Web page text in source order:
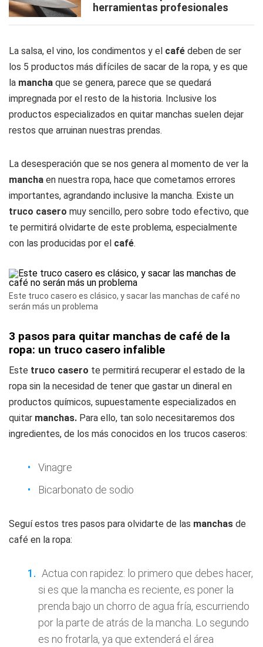
herramientas profesionales
La salsa, el vino, los condimentos y el café deben de ser
los 5 productos más difíciles de sacar de la ropa, y es que
la mancha que se genera, parece que se quedará
impregnada por el resto de la historia. Inclusive los
productos especializados en quitar manchas suelen dejar
restos que arruinan nuestras prendas.
La desesperación que se nos genera al momento de ver la
mancha en nuestra ropa, hace que cometamos errores
importantes, agrandando inclusive la mancha. Existe un
truco casero muy sencillo, pero sobre todo efectivo, que
te permitirá olvidarte de este problema, especialmente
con las producidas por el café.
Este truco casero es clásico, y sacar las manchas de café no
serán más un problema
3 pasos para quitar manchas de café de la
ropa: un truco casero infalible
Este truco casero te permitirá recuperar el estado de la
ropa sin la necesidad de tener que gastar un dineral en
productos químicos, supuestamente especializados en
quitar manchas. Para ello, tan solo necesitaremos dos
ingredientes, de los más conocidos en los trucos caseros:
Vinagre
Bicarbonato de sodio
Seguí estos tres pasos para olvidarte de las manchas de
café en la ropa:
Actua con rapidez: lo primero que debes hacer,
si es que la mancha es reciente, es poner la
prenda bajo un chorro de agua fría, escurriendo
por la parte de atrás de la mancha. Lo segundo
es no frotarla, ya que extenderá el área